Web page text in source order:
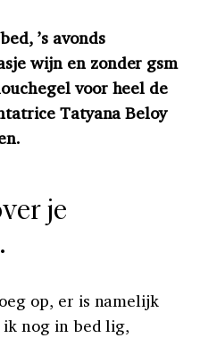
’s avonds
wijn en zonder gsm
voor heel de
Tatyana Beloy
je
op, er is namelijk
nog in bed lig,